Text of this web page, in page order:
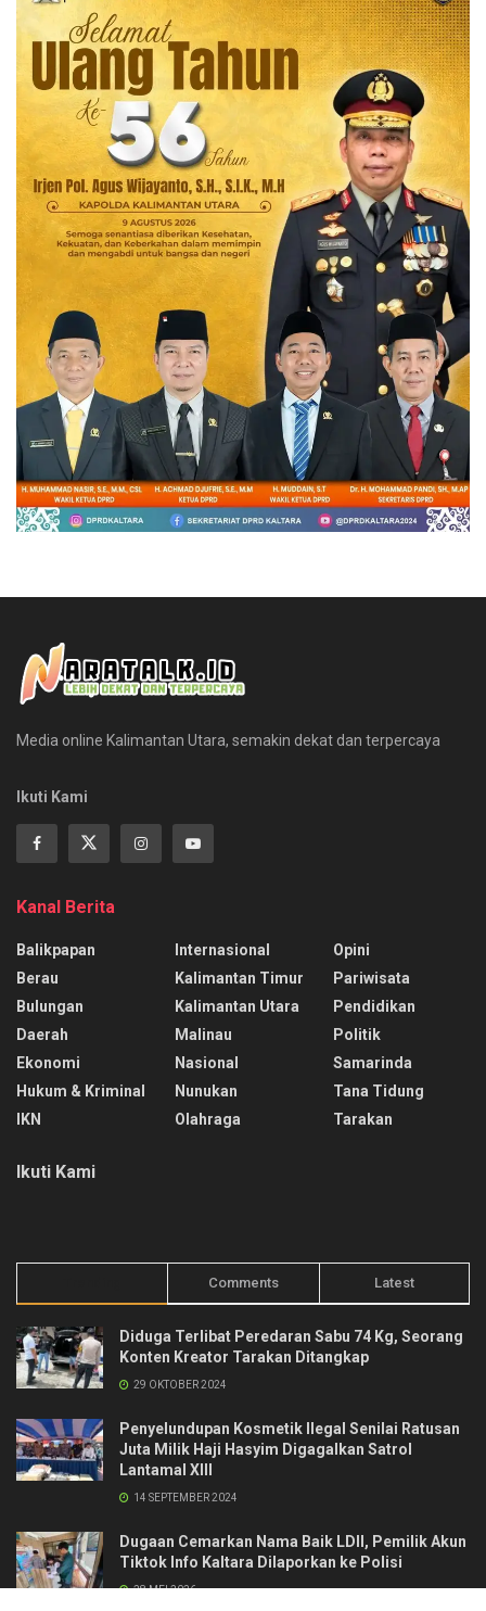
Media online Kalimantan Utara, semakin dekat dan terpercaya
Ikuti Kami
Kanal Berita
Balikpapan
Berau
Bulungan
Daerah
Ekonomi
Hukum & Kriminal
IKN
Internasional
Kalimantan Timur
Kalimantan Utara
Malinau
Nasional
Nunukan
Olahraga
Opini
Pariwisata
Pendidikan
Politik
Samarinda
Tana Tidung
Tarakan
Ikuti Kami
Comments Latest
Diduga Terlibat Peredaran Sabu 74 Kg, Seorang
Konten Kreator Tarakan Ditangkap
29 OKTOBER 2024
Penyelundupan Kosmetik Ilegal Senilai Ratusan
Juta Milik Haji Hasyim Digagalkan Satrol
Lantamal XIII
14 SEPTEMBER 2024
Dugaan Cemarkan Nama Baik LDII, Pemilik Akun
Tiktok Info Kaltara Dilaporkan ke Polisi
28 MEI 2026